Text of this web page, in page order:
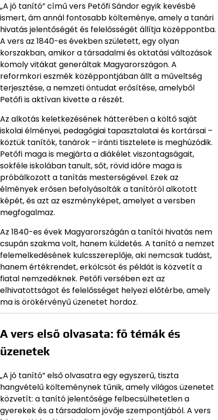
„A jó tanító” című vers Petőfi Sándor egyik kevésbé
ismert, ám annál fontosabb költeménye, amely a tanári
hivatás jelentőségét és felelősségét állítja középpontba.
A vers az 1840-es években született, egy olyan
korszakban, amikor a társadalmi és oktatási változások
komoly vitákat generáltak Magyarországon. A
reformkori eszmék középpontjában állt a műveltség
terjesztése, a nemzeti öntudat erősítése, amelyből
Petőfi is aktívan kivette a részét.
Az alkotás keletkezésének hátterében a költő saját
iskolai élményei, pedagógiai tapasztalatai és kortársai –
köztük tanítók, tanárok – iránti tisztelete is meghúzódik.
Petőfi maga is megjárta a diákélet viszontagságait,
sokféle iskolában tanult, sőt, rövid időre maga is
próbálkozott a tanítás mesterségével. Ezek az
élmények erősen befolyásolták a tanítóról alkotott
képét, és azt az eszményképet, amelyet a versben
megfogalmaz.
Az 1840-es évek Magyarországán a tanítói hivatás nem
csupán szakma volt, hanem küldetés. A tanító a nemzet
felemelkedésének kulcsszereplője, aki nemcsak tudást,
hanem értékrendet, erkölcsöt és példát is közvetít a
fiatal nemzedéknek. Petőfi versében ezt az
elhivatottságot és felelősséget helyezi előtérbe, amely
ma is örökérvényű üzenetet hordoz.
A vers első olvasata: fő témák és
üzenetek
„A jó tanító” első olvasatra egy egyszerű, tiszta
hangvételű költeménynek tűnik, amely világos üzenetet
közvetít: a tanító jelentősége felbecsülhetetlen a
gyerekek és a társadalom jövője szempontjából. A vers